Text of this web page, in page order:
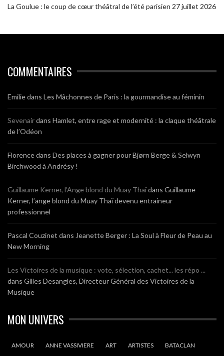
La Goulue : le coup de cœur théâtral de l’été parisien 27 juillet 2026
COMMENTAIRES
Emiliedans Les Mâchonnes de Paris : la gourmandise au féminin
Sevenairdans Hamlet, entre rage et modernité : la claque théâtrale
de l’Odéon
Florencedans Des places à gagner pour Bjørn Berge & Selwyn
Birchwood à Andrésy !
Guillaume Kerner, l’Ange blond du Muay Thaïdans Guillaume
Kerner, l’ange blond du Muay Thaï devenu entraineur
professionnel
Pascal Couzinet dans Jeanette Berger : La Soul à Fleur de Peau au
New Morning
Les Victoires de la musique : vote, sélection, cachet... les répo ...
dans Gilles Desangles, Directeur Général des Victoires de la
Musique
MON UNIVERS
AMOUR ANNE VASSIVIERE ART ARTISTES BATACLAN